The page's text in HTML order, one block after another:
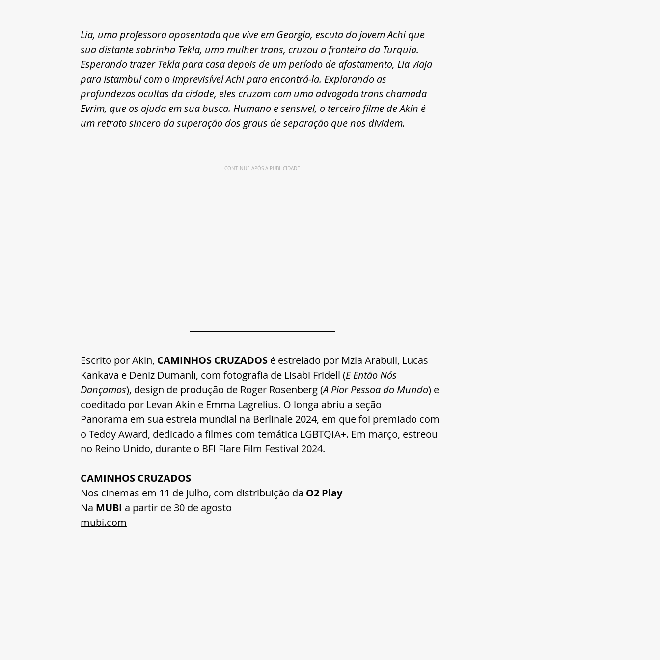
Lia, uma professora aposentada que vive em Georgia, escuta do jovem Achi que
sua distante sobrinha Tekla, uma mulher trans, cruzou a fronteira da Turquia.
Esperando trazer Tekla para casa depois de um período de afastamento, Lia viaja
para Istambul com o imprevisível Achi para encontrá-la. Explorando as
profundezas ocultas da cidade, eles cruzam com uma advogada trans chamada
Evrim, que os ajuda em sua busca. Humano e sensível, o terceiro filme de Akin é
um retrato sincero da superação dos graus de separação que nos dividem.
CONTINUE APÓS A PUBLICIDADE
Escrito por Akin, CAMINHOS CRUZADOS é estrelado por Mzia Arabuli, Lucas
Kankava e Deniz Dumanlı, com fotografia de Lisabi Fridell (E Então Nós
Dançamos), design de produção de Roger Rosenberg (A Pior Pessoa do Mundo) e
coeditado por Levan Akin e Emma Lagrelius. O longa abriu a seção
Panorama em sua estreia mundial na Berlinale 2024, em que foi premiado com
o Teddy Award, dedicado a filmes com temática LGBTQIA+. Em março, estreou
no Reino Unido, durante o BFI Flare Film Festival 2024.
CAMINHOS CRUZADOS
Nos cinemas em 11 de julho, com distribuição da O2 Play
Na MUBI a partir de 30 de agosto
mubi.com